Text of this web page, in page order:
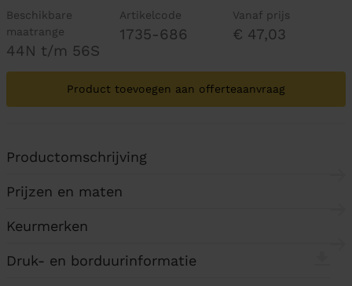
Beschikbare
maatrange
44N t/m 56S
Artikelcode
1735-686
Vanaf prijs
€ 47,03
Product toevoegen aan offerteaanvraag
Productomschrijving
Prijzen en maten
Keurmerken
Druk- en borduurinformatie